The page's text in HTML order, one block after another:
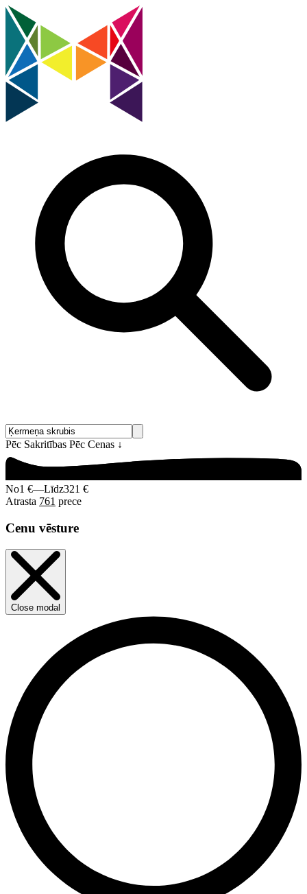
Pēc Sakritības Pēc Cenas ↓
No1 €—Līdz321 €
Atrasta 761 prece
Cenu vēsture
Close modal